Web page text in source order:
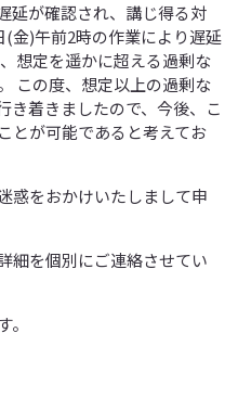
延が確認され、講じ得る対
金)午前2時の作業により遅延
想定を遥かに超える過剰な
この度、想定以上の過剰な
き着きましたので、今後、こ
とが可能であると考えてお
惑をおかけいたしまして申
細を個別にご連絡させてい